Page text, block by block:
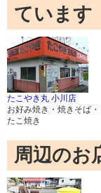
ています
たこやき丸 小川店
お好み焼き・焼きそば・
たこ焼き
周辺のお